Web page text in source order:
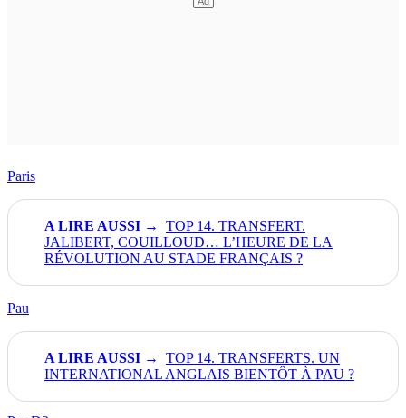
Paris
TOP 14. TRANSFERT.
JALIBERT, COUILLOUD… L’HEURE DE LA
RÉVOLUTION AU STADE FRANÇAIS ?
Pau
TOP 14. TRANSFERTS. UN
INTERNATIONAL ANGLAIS BIENTÔT À PAU ?